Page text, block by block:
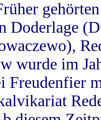
Doderlage
wurde im
Freudenfier